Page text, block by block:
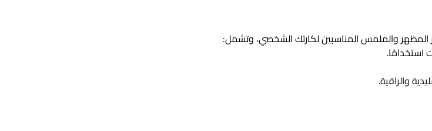
المظهر والملمس المناسبين لكارتك الشخصي، وتشمل:
استخدامًا.
والراقية.